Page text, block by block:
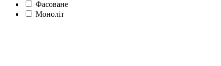
Фасоване
Моноліт